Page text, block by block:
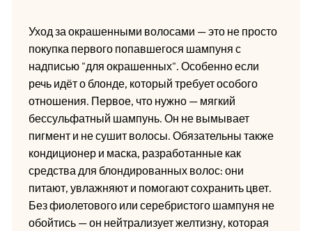
Уход за окрашенными волосами — это не просто
покупка первого попавшегося шампуня с
надписью "для окрашенных". Особенно если
речь идёт о блонде, который требует особого
отношения. Первое, что нужно — мягкий
бессульфатный шампунь. Он не вымывает
пигмент и не сушит волосы. Обязательны также
кондиционер и маска, разработанные как
средства для блондированных волос: они
питают, увлажняют и помогают сохранить цвет.
Без фиолетового или серебристого шампуня не
обойтись — он нейтрализует желтизну, которая